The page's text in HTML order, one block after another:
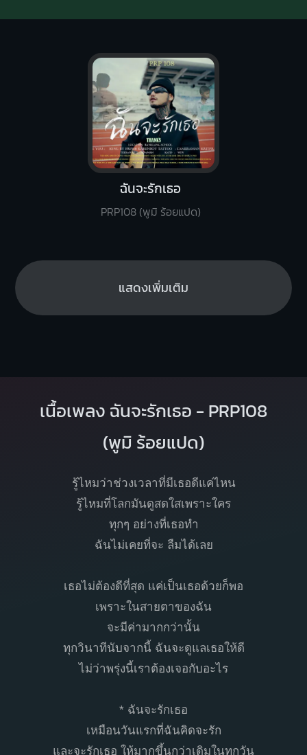
ฉันจะรักเธอ
PRP108 (พูมิ ร้อยแปด)
แสดงเพิ่มเติม
เนื้อเพลง ฉันจะรักเธอ - PRP108
(พูมิ ร้อยแปด)
รู้ไหมว่าช่วงเวลาที่มีเธอดีแค่ไหน
รู้ไหมที่โลกมันดูสดใสเพราะใคร
ทุกๆ อย่างที่เธอทำ
ฉันไม่เคยที่จะ ลืมได้เลย
เธอไม่ต้องดีที่สุด แค่เป็นเธอด้วยก็พอ
เพราะในสายตาของฉัน
จะมีค่ามากกว่านั้น
ทุกวินาทีนับจากนี้ ฉันจะดูแลเธอให้ดี
ไม่ว่าพรุ่งนี้เราต้องเจอกับอะไร
* ฉันจะรักเธอ
เหมือนวันแรกที่ฉันคิดจะรัก
และจะรักเธอ ให้มากขึ้นกว่าเดิมในทุกวัน